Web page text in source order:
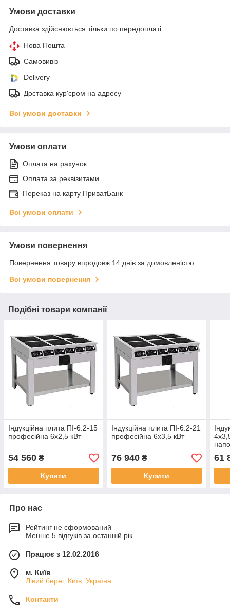
Умови доставки
Доставка здійснюється тільки по передоплаті.
Нова Пошта
Самовивіз
Delivery
Доставка кур'єром на адресу
Всі умови доставки
Умови оплати
Оплата на рахунок
Оплата за реквізитами
Переказ на карту ПриватБанк
Всі умови оплати
Умови повернення
Повернення товару впродовж 14 днів за домовленістю
Всі умови повернення
Подібні товари компанії
Індукційна плита ПІ-6.2-15
професійна 6х2,5 кВт
54 560 ₴
Купити
Індукційна плита ПІ-6.2-21
професійна 6х3,5 кВт
76 940₴
Купити
61
Про нас
Рейтинг не сформований
Менше 5 відгуків за останній рік
Працює з 12.02.2016
м. Київ
Лівий берег, Київ, Україна
Контакти